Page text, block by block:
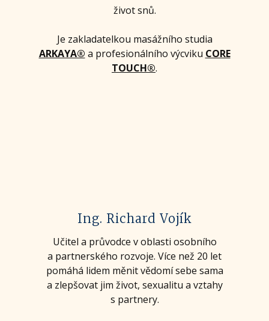
život snů.
Je zakladatelkou masážního studia
ARKAYA® a profesionálního výcviku CORE
TOUCH®.
Ing. Richard Vojík
Učitel a průvodce v oblasti osobního
a partnerského rozvoje. Více než 20 let
pomáhá lidem měnit vědomí sebe sama
a zlepšovat jim život, sexualitu a vztahy
s partnery.